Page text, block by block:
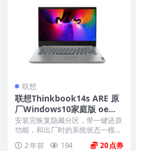
联想
联想Thinkbook14s ARE 原
厂Windows10家庭版 oem
系统镜像下载
安装完恢复隐藏分区，带一键还原
功能，和出厂时的系统状态一模一
2 年前 194 20